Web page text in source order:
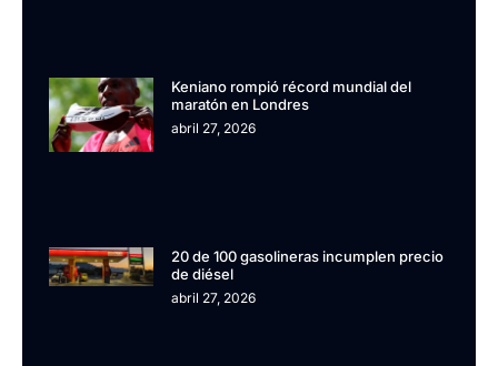
Keniano rompió récord mundial del
maratón en Londres
abril 27, 2026
20 de 100 gasolineras incumplen precio
de diésel
abril 27, 2026